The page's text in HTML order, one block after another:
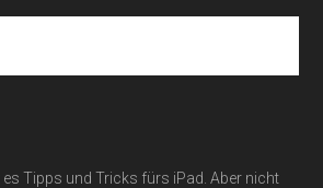
Tipps und Tricks fürs iPad. Aber nicht